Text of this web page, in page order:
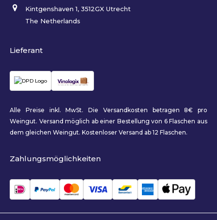
Kintgenshaven 1, 3512GX Utrecht
The Netherlands
Lieferant
Alle Preise inkl. MwSt. Die Versandkosten betragen 8€ pro
Weingut. Versand möglich ab einer Bestellung von 6 Flaschen aus
dem gleichen Weingut. Kostenloser Versand ab 12 Flaschen.
Zahlungsmöglichkeiten